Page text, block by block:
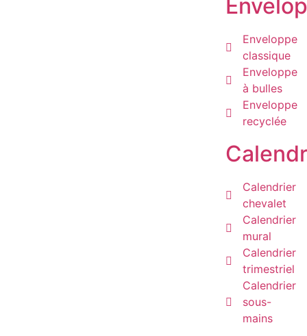
Enveloppe
classique
Enveloppe
à bulles
Enveloppe
recyclée
Calendrier
chevalet
Calendrier
mural
Calendrier
trimestriel
Calendrier
sous-
mains